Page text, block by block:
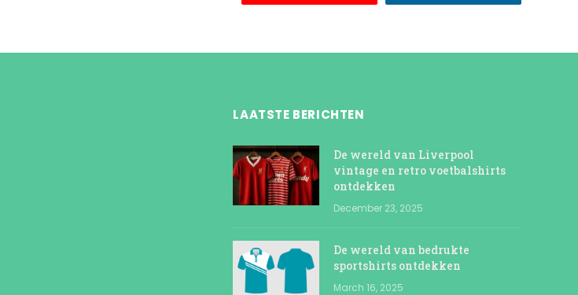
LAATSTE BERICHTEN
De wereld van Liverpool
vintage en retro voetbalshirts
ontdekken
December 23, 2025
De wereld van bedrukte
sportshirts ontdekken
March 16, 2025